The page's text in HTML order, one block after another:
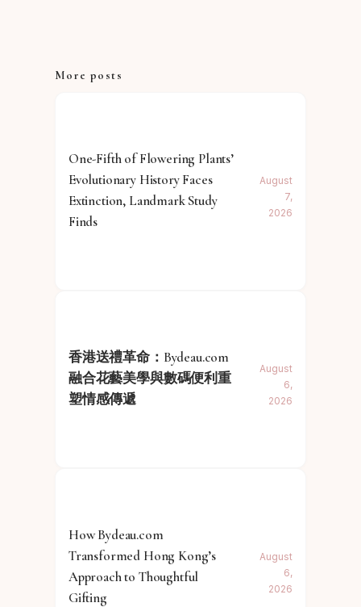
More posts
One-Fifth of Flowering Plants’
Evolutionary History Faces
Extinction, Landmark Study
Finds
August
7,
2026
香港送禮革命：Bydeau.com
融合花藝美學與數碼便利重
塑情感傳遞
August
6,
2026
How Bydeau.com
Transformed Hong Kong’s
Approach to Thoughtful
Gifting
August
6,
2026